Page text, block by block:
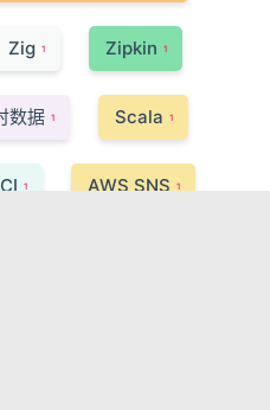
Zig 1 Zipkin 1
数据 1 Scala 1
1 AWS SNS 1